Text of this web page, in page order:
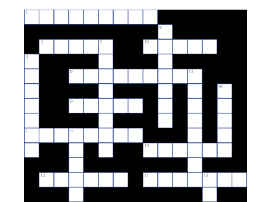
1
9
3 5 10
2
6 13
16
8
7 11
15
12 17 19